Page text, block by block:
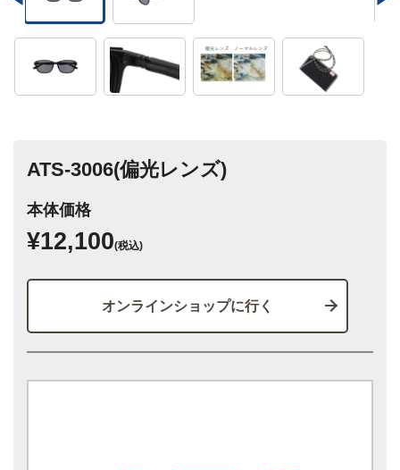
ATS-3006(偏光レンズ)
本体価格
¥12,100(税込)
オンラインショップに行く